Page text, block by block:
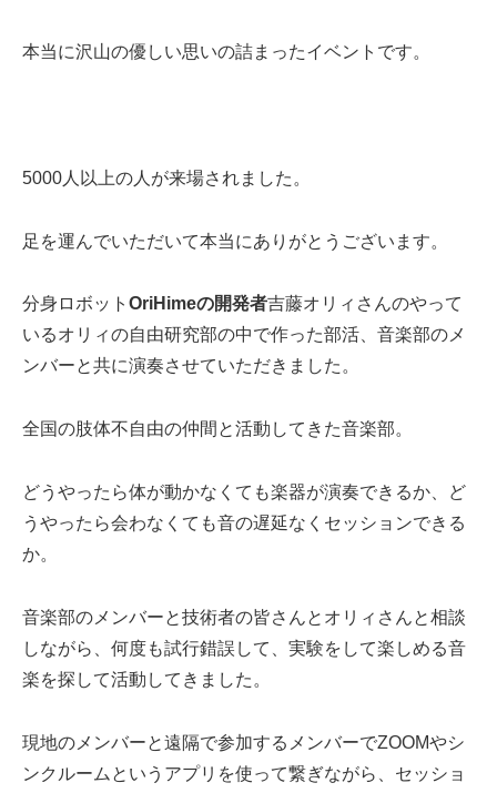
本当に沢山の優しい思いの詰まったイベントです。
5000人以上の人が来場されました。
足を運んでいただいて本当にありがとうございます。
分身ロボット OriHimeの開発者吉藤オリィさんのやって
いるオリィの自由研究部の中で作った部活、音楽部のメ
ンバーと共に演奏させていただきました。
全国の肢体不自由の仲間と活動してきた音楽部。
どうやったら体が動かなくても楽器が演奏できるか、ど
うやったら会わなくても音の遅延なくセッションできる
か。
音楽部のメンバーと技術者の皆さんとオリィさんと相談
しながら、何度も試行錯誤して、実験をして楽しめる音
楽を探して活動してきました。
現地のメンバーと遠隔で参加するメンバーでZOOMやシ
ンクルームというアプリを使って繋ぎながら、セッショ